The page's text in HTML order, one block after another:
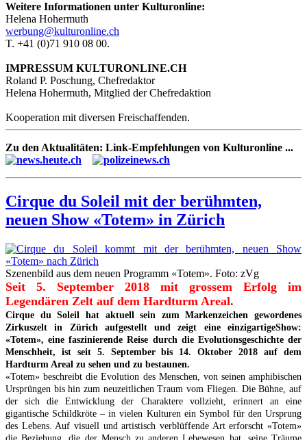
Weitere Informationen unter Kulturonline:
Helena Hohermuth
werbung@kulturonline.ch
T. +41 (0)71 910 08 00.
IMPRESSUM KULTURONLINE.CH
Roland P. Poschung, Chefredaktor
Helena Hohermuth, Mitglied der Chefredaktion
Kooperation mit diversen Freischaffenden.
Zu den Aktualitäten: Link-Empfehlungen von Kulturonline ...
Cirque du Soleil mit der berühmten,
neuen Show «Totem» in Zürich
Szenenbild aus dem neuen Programm «Totem». Foto: zVg
Seit 5. September 2018 mit grossem Erfolg im
Legendären Zelt auf dem Hardturm Areal.
Cirque du Soleil hat aktuell sein zum Markenzeichen gewordenes
Zirkuszelt in Zürich aufgestellt und zeigt eine einzigartigeShow:
«Totem», eine faszinierende Reise durch die Evolutionsgeschichte der
Menschheit, ist seit 5. September bis 14. Oktober 2018 auf dem
Hardturm Areal zu sehen und zu bestaunen.
«Totem» beschreibt die Evolution des Menschen, von seinen amphibischen
Ursprüngen bis hin zum neuzeitlichen Traum vom Fliegen. Die Bühne, auf
der sich die Entwicklung der Charaktere vollzieht, erinnert an eine
gigantische Schildkröte – in vielen Kulturen ein Symbol für den Ursprung
des Lebens. Auf visuell und artistisch verblüffende Art erforscht «Totem»